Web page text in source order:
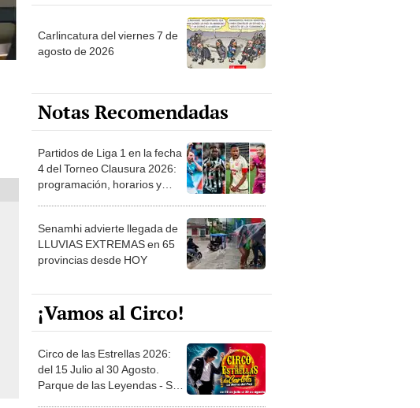
Carlincatura del viernes 7 de
agosto de 2026
Notas Recomendadas
Partidos de Liga 1 en la fecha
4 del Torneo Clausura 2026:
programación, horarios y
Senamhi advierte llegada de
LLUVIAS EXTREMAS en 65
provincias desde HOY
¡Vamos al Circo!
Circo de las Estrellas 2026:
del 15 Julio al 30 Agosto.
Parque de las Leyendas - San